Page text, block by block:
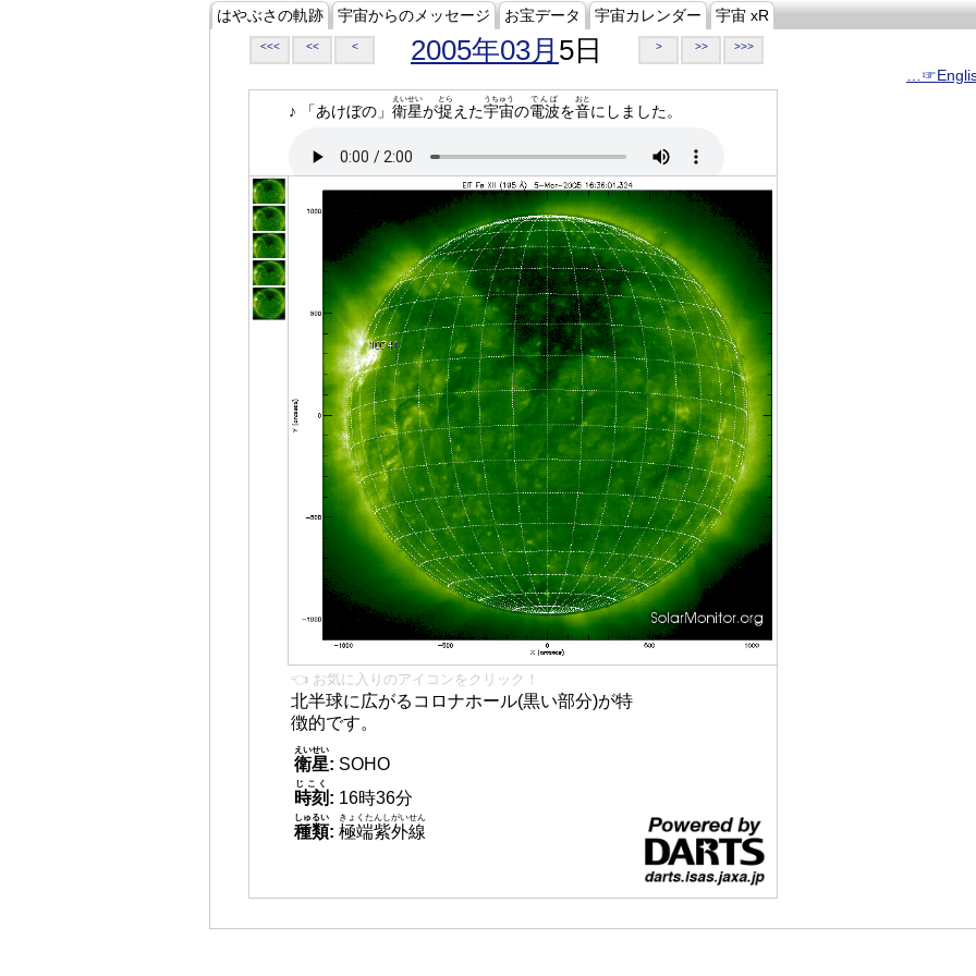
はやぶさの軌跡 宇宙からのメッセージ お宝データ 宇宙カレンダー 宇宙 xR
<<< << < 2005年03月 5日 > >> >>>
♪ 「あけぼの」 衛星
えいせい
が捉
とら
えた宇宙
うちゅう
の電波
でんぱ
を音
おと
にしました。
👈 お気に入りのアイコンをクリック！
北半球に広がるコロナホール(黒い部分)が特
徴的です。
衛星
えいせい
: SOHO
時刻
じこく
: 16時36分
種類
しゅるい
: 極端紫外線
きょくたんしがいせん